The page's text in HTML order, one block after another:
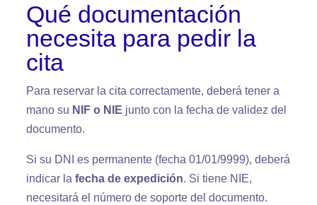
Qué documentación
necesita para pedir la
cita
Para reservar la cita correctamente, deberá tener a
mano su NIF o NIE junto con la fecha de validez del
documento.
Si su DNI es permanente (fecha 01/01/9999), deberá
indicar la fecha de expedición. Si tiene NIE,
necesitará el número de soporte del documento.